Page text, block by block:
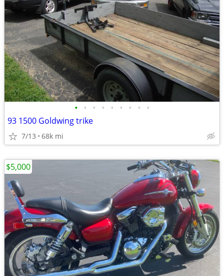
• • • • • • • • •
93 1500 Goldwing trike
7/13 68k mi
$5,000